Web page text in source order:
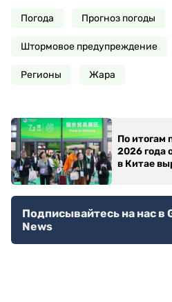
Погода Прогноз погоды
Штормовое предупреждение
Регионы Жара
По итогам
2026 года
в Китае
Подписывайтесь на нас в
News